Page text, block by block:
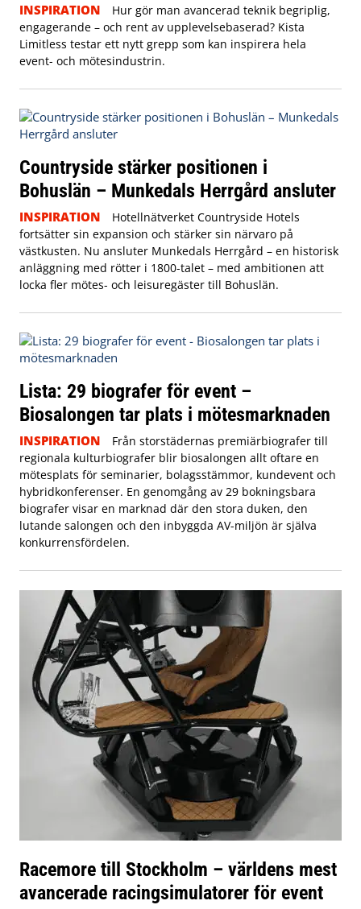
INSPIRATION
Hur gör man avancerad teknik begriplig,
engagerande – och rent av upplevelsebaserad? Kista
Limitless testar ett nytt grepp som kan inspirera hela
event- och mötesindustrin.
Countryside stärker positionen i
Bohuslän – Munkedals Herrgård ansluter
INSPIRATION
Hotellnätverket Countryside Hotels
fortsätter sin expansion och stärker sin närvaro på
västkusten. Nu ansluter Munkedals Herrgård – en historisk
anläggning med rötter i 1800-talet – med ambitionen att
locka fler mötes- och leisuregäster till Bohuslän.
Lista: 29 biografer för event –
Biosalongen tar plats i mötesmarknaden
INSPIRATION
Från storstädernas premiärbiografer till
regionala kulturbiografer blir biosalongen allt oftare en
mötesplats för seminarier, bolagsstämmor, kundevent och
hybridkonferenser. En genomgång av 29 bokningsbara
biografer visar en marknad där den stora duken, den
lutande salongen och den inbyggda AV-miljön är själva
konkurrensfördelen.
Racemore till Stockholm – världens mest
avancerade racingsimulatorer för event